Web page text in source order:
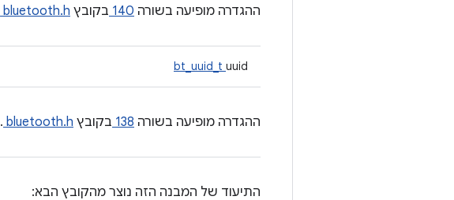
ההגדרה מופיעה בשורה 140 בקובץ bluetooth.h
bt_uuid_t uuid
ההגדרה מופיעה בשורה 138 בקובץ bluetooth.h
.
התיעוד של המבנה הזה נוצר מהקובץ הבא: